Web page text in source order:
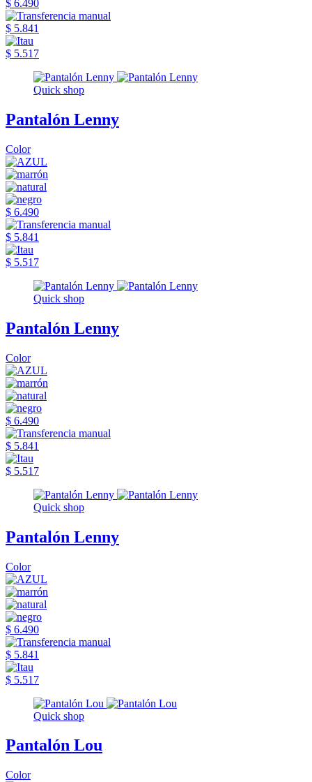
$ 6.490
$ 5.841
$ 5.517
Quick shop
Pantalón Lenny
Color
$ 6.490
$ 5.841
$ 5.517
Quick shop
Pantalón Lenny
Color
$ 6.490
$ 5.841
$ 5.517
Quick shop
Pantalón Lenny
Color
$ 6.490
$ 5.841
$ 5.517
Quick shop
Pantalón Lou
Color